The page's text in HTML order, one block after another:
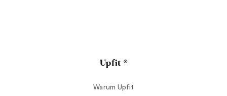
Upfit ®
Warum Upfit